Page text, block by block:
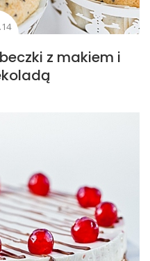
z makiem i